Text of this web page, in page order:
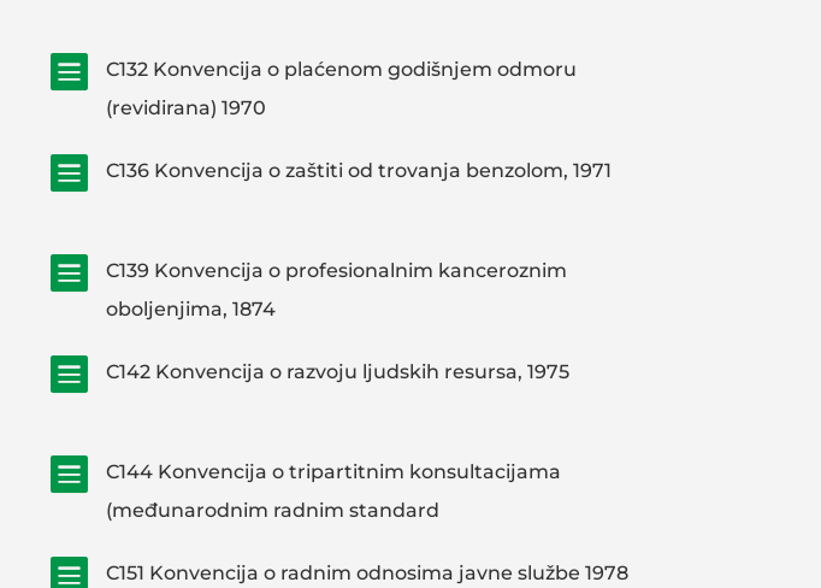

C132 Konvencija o plaćenom godišnjem odmoru
(revidirana) 1970
 C136 Konvencija o zaštiti od trovanja benzolom, 1971

C139 Konvencija o profesionalnim kanceroznim
oboljenjima, 1874
 C142 Konvencija o razvoju ljudskih resursa, 1975

C144 Konvencija o tripartitnim konsultacijama
(međunarodnim radnim standard
 C151 Konvencija o radnim odnosima javne službe 1978